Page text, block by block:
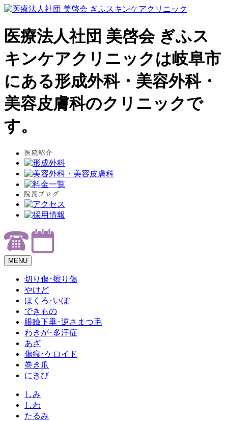
医療法人社団 美啓会 ぎふス
キンケアクリニックは岐阜市
にある形成外科・美容外科・
美容皮膚科のクリニックで
す。
MENU
切り傷･擦り傷
やけど
ほくろ･いぼ
できもの
眼瞼下垂･逆さまつ毛
わきが･多汗症
あざ
傷痕･ケロイド
巻き爪
にきび
しみ
しわ
たるみ